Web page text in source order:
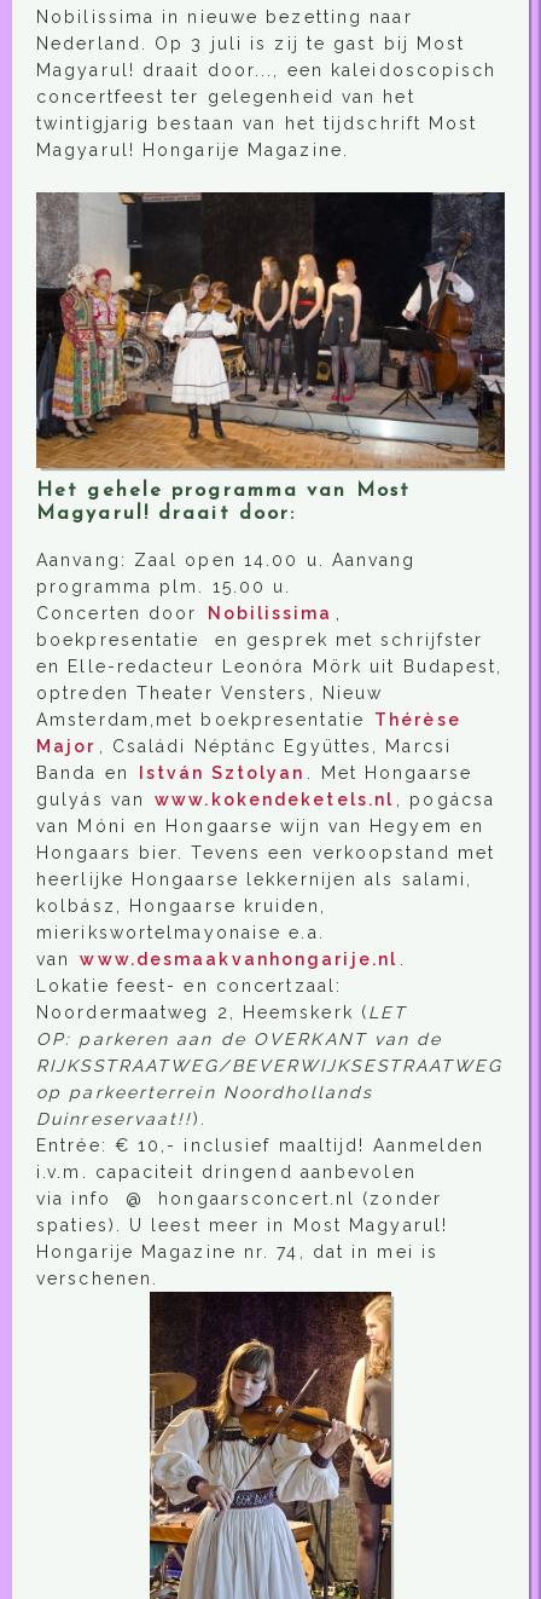
Nobilissima in nieuwe bezetting naar
Nederland. Op 3 juli is zij te gast bij Most
Magyarul! draait door..., een kaleidoscopisch
concertfeest ter gelegenheid van het
twintigjarig bestaan van het tijdschrift Most
Magyarul! Hongarije Magazine.
Het gehele programma van Most
Magyarul! draait door:
Aanvang: Zaal open 14.00 u. Aanvang
programma plm. 15.00 u.
Concerten door
Nobilissima
boekpresentatie en gesprek met schrijfster
en Elle-redacteur Leonóra Mörk uit Budapest,
optreden Theater Vensters, Nieuw
Amsterdam,met boekpresentatie
Thérèse
Major
, Családi Néptánc Együttes, Marcsi
Banda en
István Sztolyan
. Met Hongaarse
gulyás van
www.kokendeketels.nl
, pogácsa
van Móni en Hongaarse wijn van Hegyem en
Hongaars bier. Tevens een verkoopstand met
heerlijke Hongaarse lekkernijen als salami,
kolbász, Hongaarse kruiden,
mierikswortelmayonaise e.a.
van
www.desmaakvanhongarije.nl
Lokatie feest- en concertzaal:
Noordermaatweg 2, Heemskerk (LET
OP: parkeren aan de OVERKANT van de
RIJKSSTRAATWEG/BEVERWIJKSESTRAATWEG
op parkeerterrein Noordhollands
Duinreservaat!!).
Entrée: € 10,- inclusief maaltijd! Aanmelden
i.v.m. capaciteit dringend aanbevolen
via info @ hongaarsconcert.nl (zonder
spaties). U leest meer in Most Magyarul!
Hongarije Magazine nr. 74, dat in mei is
verschenen.